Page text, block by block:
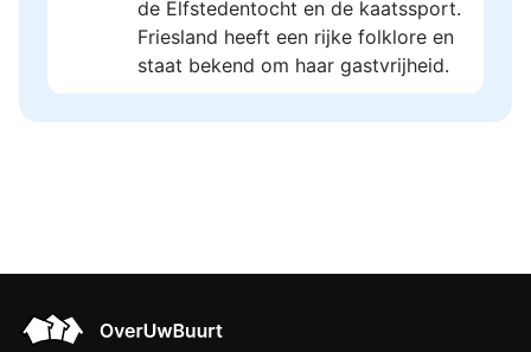
de Elfstedentocht en de kaatssport.
Friesland heeft een rijke folklore en
staat bekend om haar gastvrijheid.